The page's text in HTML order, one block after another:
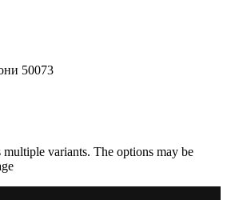
50073
multiple variants. The options may be